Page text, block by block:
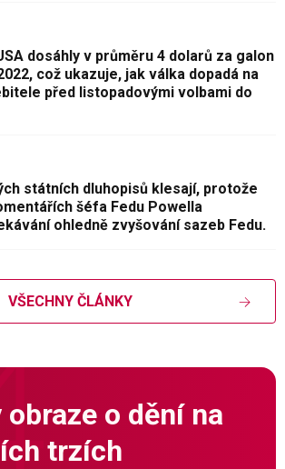
dosáhly v průměru 4 dolarů za galon
což ukazuje, jak válka dopadá na
před listopadovými volbami do
státních dluhopisů klesají, protože
šéfa Fedu Powella
ohledně zvyšování sazeb Fedu.
VŠECHNY ČLÁNKY
obraze o dění na
trzích